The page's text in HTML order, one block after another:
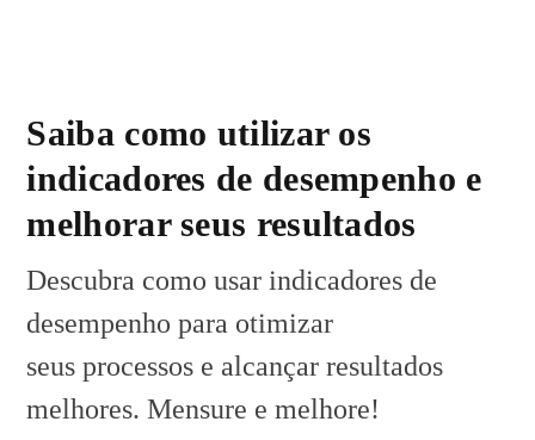
Saiba como utilizar os
indicadores de desempenho e
melhorar seus resultados
Descubra como usar indicadores de
desempenho para otimizar
seus processos e alcançar resultados
melhores. Mensure e melhore!